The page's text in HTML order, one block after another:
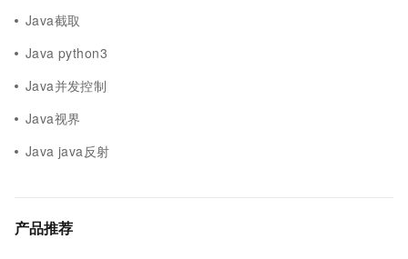
Java截取
Java python3
Java并发控制
Java视界
Java java反射
产品推荐